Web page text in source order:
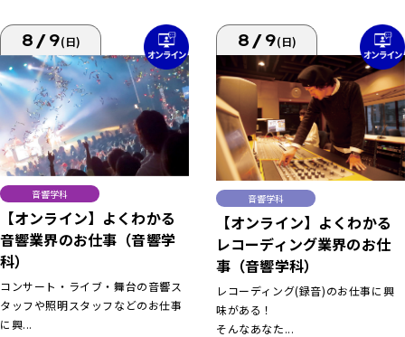
8/9(日)
音響学科
【オンライン】よくわかる
音響業界のお仕事（音響学
科）
コンサート・ライブ・舞台の音響ス
タッフや照明スタッフなどのお仕事
に興...
8/9(日)
音響学科
【オンライン】よくわかる
レコーディング業界のお仕
事（音響学科）
レコーディング(録音)のお仕事に興
味がある！
そんなあなた...